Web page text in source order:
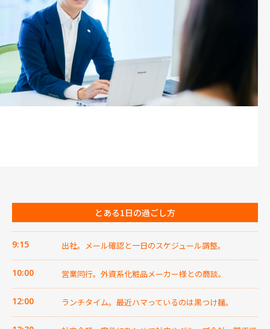
とある1日の過ごし方
9:15 出社。メール確認と一日のスケジュール調整。
10:00 営業同行。外資系化粧品メーカー様との商談。
12:00 ランチタイム。最近ハマっているのは黒つけ麺。